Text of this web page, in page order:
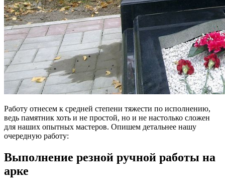
Работу отнесем к средней степени тяжести по исполнению,
ведь памятник хоть и не простой, но и не настолько сложен
для наших опытных мастеров. Опишем детальнее нашу
очередную работу:
Выполнение резной ручной работы на
арке